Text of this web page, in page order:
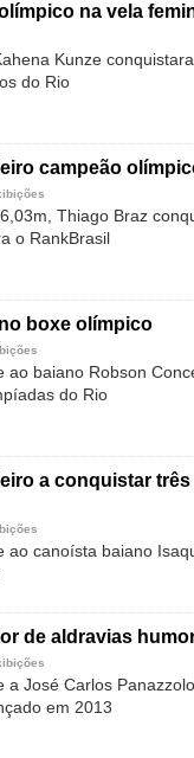
na vela
Kunze
do Rio
campeão
Thiago Braz
o RankBrasil
boxe olímpico
ao baiano Robson
do Rio
a conquistar
ao canoísta baiano
de aldravias
a José Carlos
em 2013